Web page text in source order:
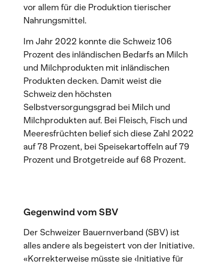
vor allem für die Produktion tierischer
Nahrungsmittel.
Im Jahr 2022 konnte die Schweiz 106
Prozent des inländischen Bedarfs an Milch
und Milchprodukten mit inländischen
Produkten decken. Damit weist die
Schweiz den höchsten
Selbstversorgungsgrad bei Milch und
Milchprodukten auf. Bei Fleisch, Fisch und
Meeresfrüchten belief sich diese Zahl 2022
auf 78 Prozent, bei Speisekartoffeln auf 79
Prozent und Brotgetreide auf 68 Prozent.
Gegenwind vom SBV
Der Schweizer Bauernverband (SBV) ist
alles andere als begeistert von der Initiative.
«Korrekterweise müsste sie ‹Initiative für